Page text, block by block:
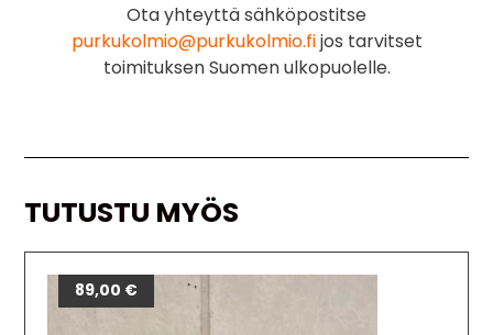
Ota yhteyttä sähköpostitse
purkukolmio@purkukolmio.fijos tarvitset
toimituksen Suomen ulkopuolelle.
TUTUSTU MYÖS
89,00 €